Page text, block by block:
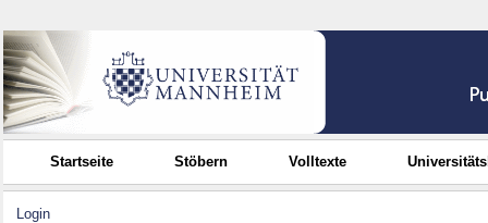
Startseite Stöbern Volltexte
Login